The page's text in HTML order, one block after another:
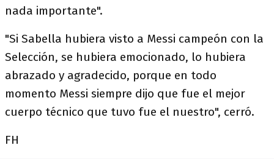
nada importante".
"Si Sabella hubiera visto a Messi campeón con la
Selección, se hubiera emocionado, lo hubiera
abrazado y agradecido, porque en todo
momento Messi siempre dijo que fue el mejor
cuerpo técnico que tuvo fue el nuestro", cerró.
FH